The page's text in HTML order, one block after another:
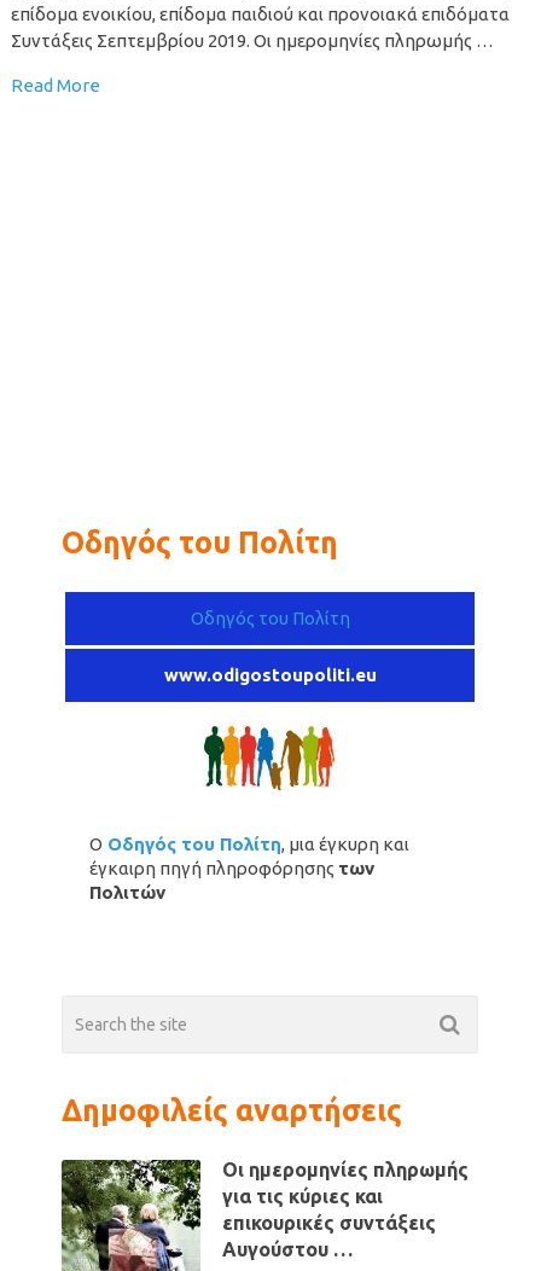
επίδομα ενοικίου, επίδομα παιδιού και προνοιακά επιδόματα
Συντάξεις Σεπτεμβρίου 2019. Οι ημερομηνίες πληρωμής …
Read More
Οδηγός του Πολίτη
Οδηγός του Πολίτη
www.odigostoupoliti.eu
Ο Οδηγός του Πολίτη, μια έγκυρη και
έγκαιρη πηγή πληροφόρησης των
Πολιτών
Δημοφιλείς αναρτήσεις
Οι ημερομηνίες πληρωμής
για τις κύριες και
επικουρικές συντάξεις
Αυγούστου …